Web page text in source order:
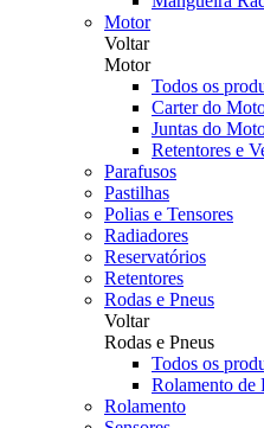
Motor
Voltar
Motor
Todos os
Carter do
Juntas do
Retentores e
Parafusos
Pastilhas
Polias e Tensores
Radiadores
Reservatórios
Retentores
Rodas e Pneus
Voltar
Rodas e Pneus
Todos os
Rolamento de
Rolamento